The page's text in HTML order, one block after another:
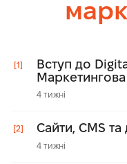
[1]
Вступ до
Маркетингова
4 тижні
[2] Сайти, CMS та
4 тижні